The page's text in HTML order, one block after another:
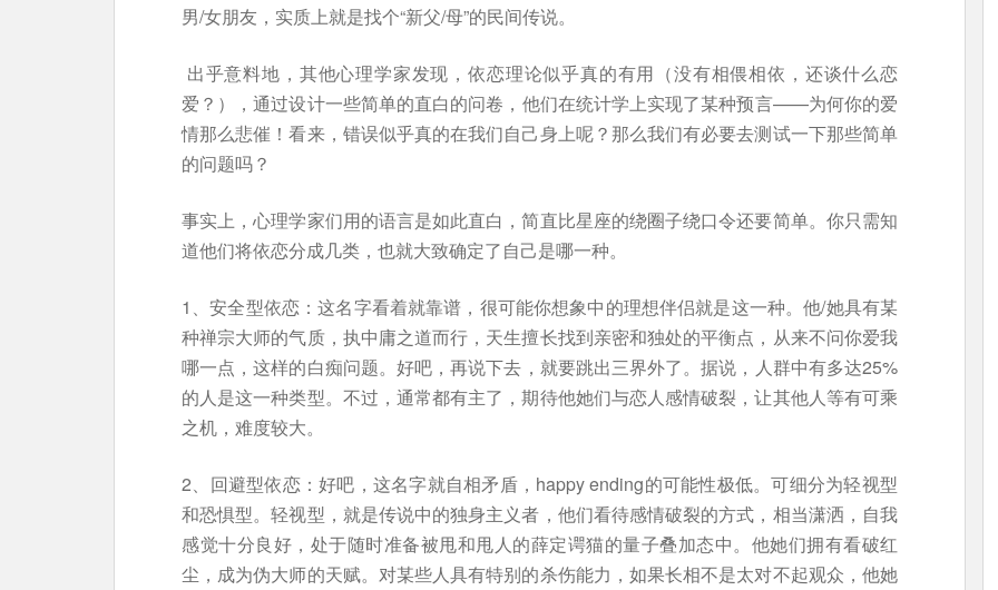
男/女朋友，实质上就是找个“新父/母”的民间传说。
出乎意料地，其他心理学家发现，依恋理论似乎真的有用（没有相偎相依，还谈什么恋
爱？），通过设计一些简单的直白的问卷，他们在统计学上实现了某种预言——为何你的爱
情那么悲催！看来，错误似乎真的在我们自己身上呢？那么我们有必要去测试一下那些简单
的问题吗？
事实上，心理学家们用的语言是如此直白，简直比星座的绕圈子绕口令还要简单。你只需知
道他们将依恋分成几类，也就大致确定了自己是哪一种。
1、安全型依恋：这名字看着就靠谱，很可能你想象中的理想伴侣就是这一种。他/她具有某
种禅宗大师的气质，执中庸之道而行，天生擅长找到亲密和独处的平衡点，从来不问你爱我
哪一点，这样的白痴问题。好吧，再说下去，就要跳出三界外了。据说，人群中有多达25%
的人是这一种类型。不过，通常都有主了，期待他她们与恋人感情破裂，让其他人等有可乘
之机，难度较大。
2、回避型依恋：好吧，这名字就自相矛盾，happy ending的可能性极低。可细分为轻视型
和恐惧型。轻视型，就是传说中的独身主义者，他们看待感情破裂的方式，相当潇洒，自我
感觉十分良好，处于随时准备被甩和甩人的薛定谔猫的量子叠加态中。他她们拥有看破红
尘，成为伪大师的天赋。对某些人具有特别的杀伤能力，如果长相不是太对不起观众，他她